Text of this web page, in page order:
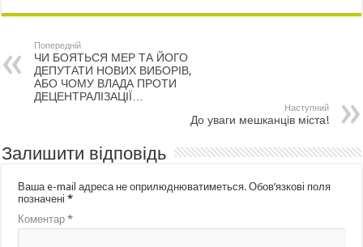
Попередній
ЧИ БОЯТЬСЯ МЕР ТА ЙОГО
ДЕПУТАТИ НОВИХ ВИБОРІВ,
АБО ЧОМУ ВЛАДА ПРОТИ
ДЕЦЕНТРАЛІЗАЦІЇ…
Наступний
До уваги мешканців міста!
Залишити відповідь
Ваша e-mail адреса не оприлюднюватиметься. Обов’язкові поля
позначені*
Коментар*